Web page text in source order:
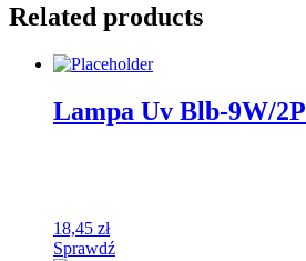
Related products
Lampa Uv Blb-9W/2P
18,45 zł
Sprawdź